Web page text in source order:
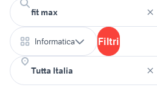
Informatica Filtri